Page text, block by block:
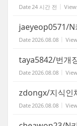
Date 24 시간 전
jaeyeop0571/N
Date 2026.08.08
taya5842/번개
Date 2026.08.08
zdongx/지식인
Date 2026.08.08